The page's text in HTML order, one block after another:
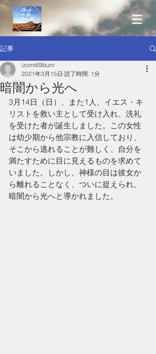
記事
暗闇から光へ
izumi69burn
2021年3月15日 読了時間: 1分
3月14日（日）、また1人、イエス・キ
リストを救い主として受け入れ、洗礼
を受けた者が誕生しました。この女性
は幼少期から他宗教に入信しており、
そこから逃れることが難しく、自分を
満たすために目に見えるものを求めて
いました。しかし、神様の目は彼女か
ら離れることなく、ついに捉えられ、
暗闇から光へと導かれました。